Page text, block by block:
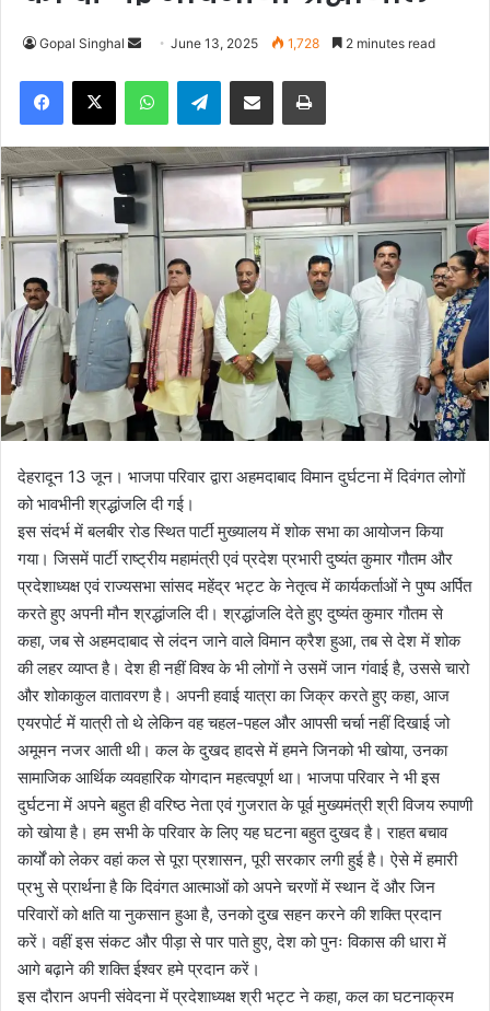
Gopal Singhal
n
d
a
n
e
m
June 13, 2025 1,728 2 minutes read
Telegram
देहरादून 13 जून। भाजपा परिवार द्वारा अहमदाबाद विमान दुर्घटना में दिवंगत लोगों
को भावभीनी श्रद्धांजलि दी गई।
इस संदर्भ में बलबीर रोड स्थित पार्टी मुख्यालय में शोक सभा का आयोजन किया
गया। जिसमें पार्टी राष्ट्रीय महामंत्री एवं प्रदेश प्रभारी दुष्यंत कुमार गौतम और
प्रदेशाध्यक्ष एवं राज्यसभा सांसद महेंद्र भट्ट के नेतृत्व में कार्यकर्ताओं ने पुष्प अर्पित
करते हुए अपनी मौन श्रद्धांजलि दी। श्रद्धांजलि देते हुए दुष्यंत कुमार गौतम से
कहा, जब से अहमदाबाद से लंदन जाने वाले विमान क्रैश हुआ, तब से देश में शोक
की लहर व्याप्त है। देश ही नहीं विश्व के भी लोगों ने उसमें जान गंवाई है, उससे चारो
और शोकाकुल वातावरण है। अपनी हवाई यात्रा का जिक्र करते हुए कहा, आज
एयरपोर्ट में यात्री तो थे लेकिन वह चहल-पहल और आपसी चर्चा नहीं दिखाई जो
अमूमन नजर आती थी। कल के दुखद हादसे में हमने जिनको भी खोया, उनका
सामाजिक आर्थिक व्यवहारिक योगदान महत्वपूर्ण था। भाजपा परिवार ने भी इस
दुर्घटना में अपने बहुत ही वरिष्ठ नेता एवं गुजरात के पूर्व मुख्यमंत्री श्री विजय रुपाणी
को खोया है। हम सभी के परिवार के लिए यह घटना बहुत दुखद है। राहत बचाव
कार्यों को लेकर वहां कल से पूरा प्रशासन, पूरी सरकार लगी हुई है। ऐसे में हमारी
प्रभु से प्रार्थना है कि दिवंगत आत्माओं को अपने चरणों में स्थान दें और जिन
परिवारों को क्षति या नुकसान हुआ है, उनको दुख सहन करने की शक्ति प्रदान
करें। वहीं इस संकट और पीड़ा से पार पाते हुए, देश को पुनः विकास की धारा में
आगे बढ़ाने की शक्ति ईश्वर हमे प्रदान करें।
इस दौरान अपनी संवेदना में प्रदेशाध्यक्ष श्री भट्ट ने कहा, कल का घटनाक्रम